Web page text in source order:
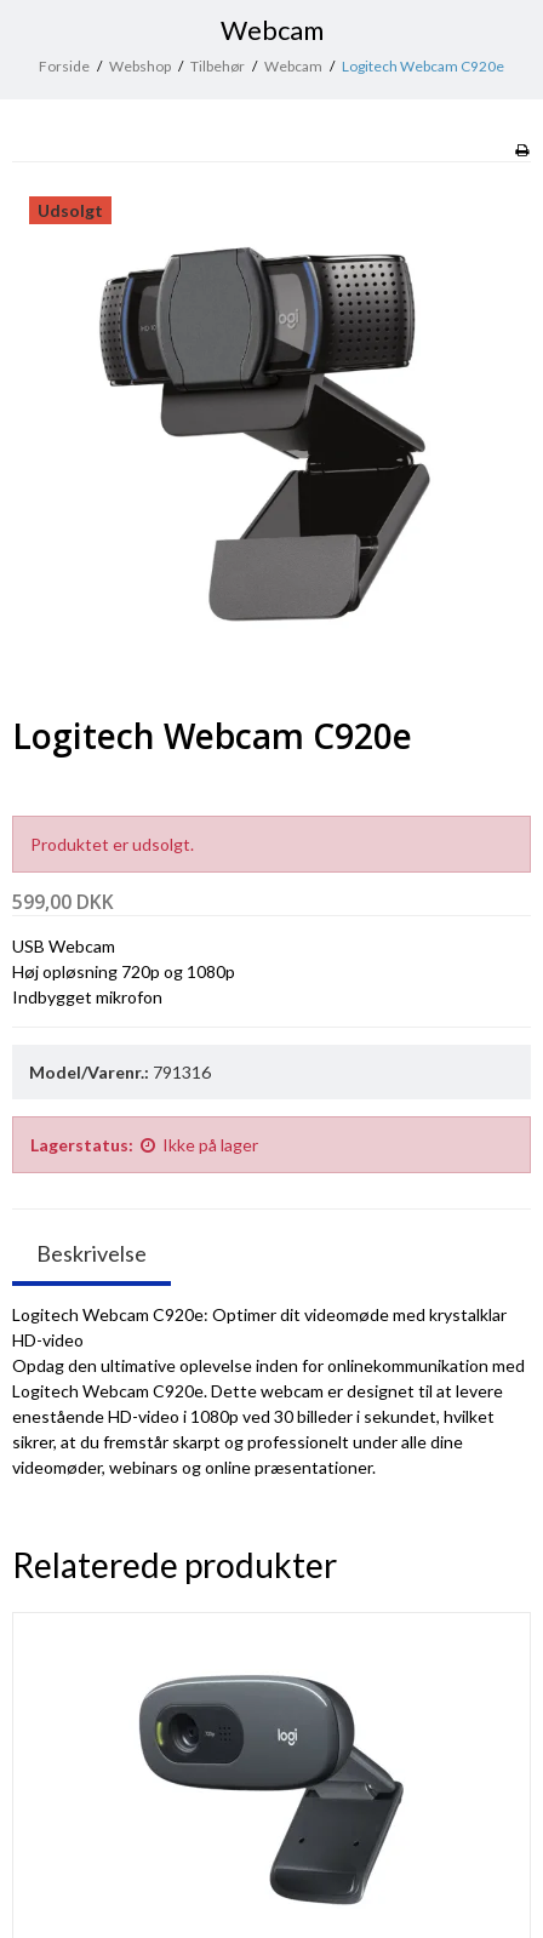
Webcam
Forside / Webshop / Tilbehør / Webcam / Logitech Webcam C920e
Udsolgt
Logitech Webcam C920e
Produktet er udsolgt.
599,00 DKK
USB Webcam
Høj opløsning 720p og 1080p
Indbygget mikrofon
Model/Varenr.: 791316
Lagerstatus: Ikke på lager
Beskrivelse
Logitech Webcam C920e: Optimer dit videomøde med krystalklar
HD-video
Opdag den ultimative oplevelse inden for onlinekommunikation med
Logitech Webcam C920e. Dette webcam er designet til at levere
enestående HD-video i 1080p ved 30 billeder i sekundet, hvilket
sikrer, at du fremstår skarpt og professionelt under alle dine
videomøder, webinars og online præsentationer.
Relaterede produkter